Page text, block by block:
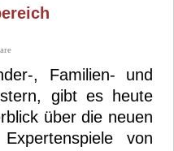
, Familien- und
gibt es heute
über die neuen
von